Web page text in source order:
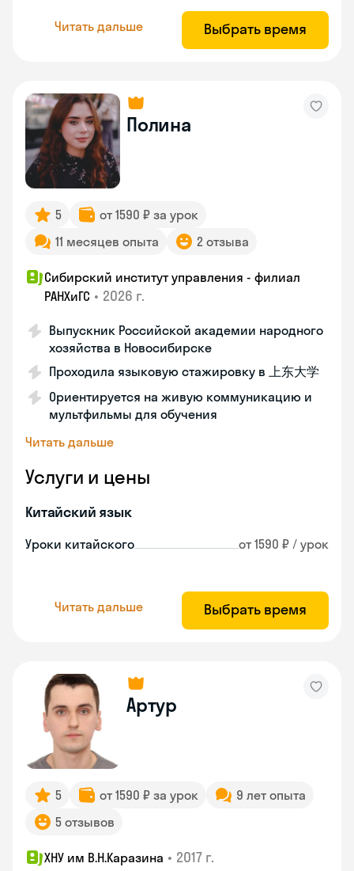
Читать дальше Выбрать время
Полина
5
от 1590 ₽ за урок
11 месяцев опыта
2 отзыва
Сибирский институт управления - филиал
РАНХиГС • 2026 г.
Выпускник Российской академии народного
хозяйства в Новосибирске
Проходила языковую стажировку в 上东大学
Ориентируется на живую коммуникацию и
мультфильмы для обучения
Читать дальше
Услуги и цены
Китайский язык
Уроки китайского от 1590 ₽ / урок
Читать дальше Выбрать время
Артур
5 от 1590 ₽ за урок
9 лет опыта
5 отзывов
ХНУ им В.Н.Каразина • 2017 г.